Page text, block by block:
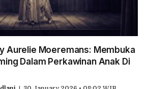
Aurelie Moeremans: Membuka
Dalam Perkawinan Anak Di